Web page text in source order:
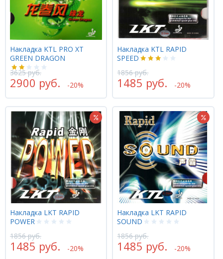
Накладка KTL PRO XT
GREEN DRAGON
3625 руб.
2900 руб. -20%
Накладка KTL RAPID
SPEED
1856 руб.
1485 руб. -20%
Накладка LKT RAPID
POWER
1856 руб.
1485 руб. -20%
Накладка LKT RAPID
SOUND
1856 руб.
1485 руб. -20%